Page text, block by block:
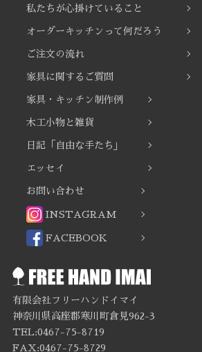
私たちが心掛けていること
オーダーキッチンって何だろう
ご注文の流れ
家具に関するご質問
家具・キッチン制作例
木工小物と雑貨
日記「自由な手たち」
エッセイ
お問い合わせ
INSTAGRAM
FACEBOOK
有限会社フリーハンドイマイ
神奈川県高座郡寒川町倉見962-3
TEL:0467-75-8719
FAX:0467-75-8729